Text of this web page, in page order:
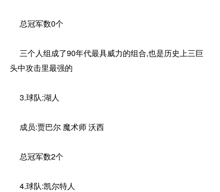
总冠军数0个
三个人组成了90年代最具威力的组合,也是历史上三巨
头中攻击里最强的
3.球队:湖人
成员:贾巴尔 魔术师 沃西
总冠军数2个
4.球队:凯尔特人